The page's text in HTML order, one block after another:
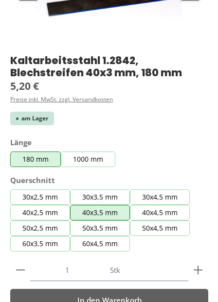
Kaltarbeitsstahl 1.2842,
Blechstreifen 40x3 mm, 180 mm
Regulärer Preis:
5,20 €
Preise inkl. MwSt. zzgl. Versandkosten
am Lager
Längeauswählen
180 mm 1000 mm
Querschnitt
30x2,5 mm 30x3,5 mm
30x4,5 mm
40x2,5 mm
40x3,5 mm
40x4,5 mm
50x2,5 mm
50x3,5 mm
50x4,5 mm
60x3,5 mm
60x4,5 mm
Produkt Anzahl: Gib den gewünschten Wert ein
Stk
In den Warenkorb